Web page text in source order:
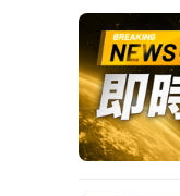
前往【07/